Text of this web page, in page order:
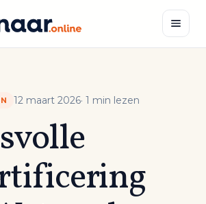
12 maart 2026· 1 min lezen